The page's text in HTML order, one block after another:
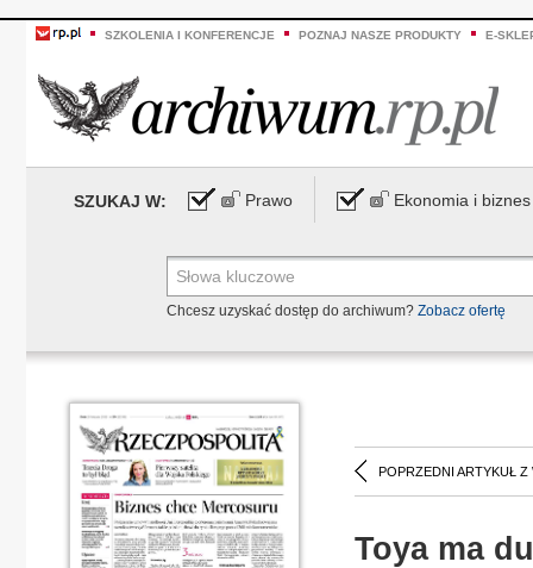
SZKOLENIA I KONFERENCJE POZNAJ NASZE PRODUKTY E-
SZUKAJ W: Prawo Ekonomia i biznes
Chcesz uzyskać dostęp do archiwum? Zobacz ofertę
POPRZEDNI ARTYKUŁ Z
Toya ma